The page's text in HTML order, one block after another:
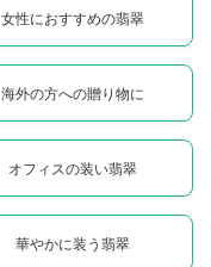
女性におすすめの翡翠
海外の方への贈り物に
オフィスの装い翡翠
華やかに装う翡翠